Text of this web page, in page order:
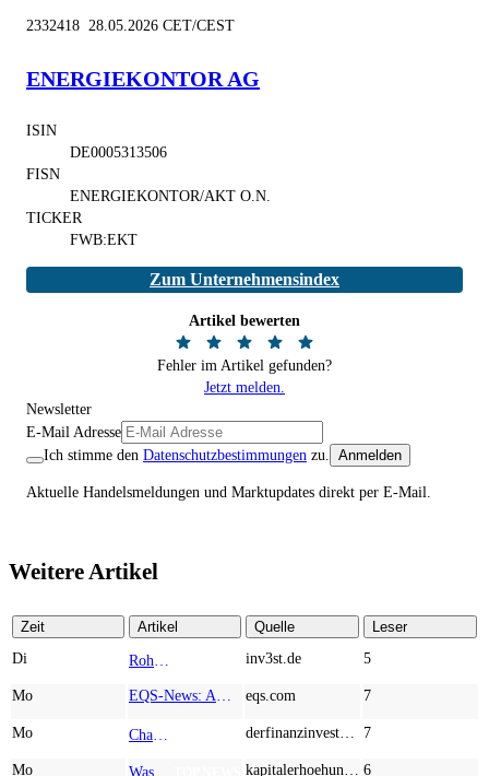
2332418 28.05.2026 CET/CEST
ENERGIEKONTOR AG
ISIN
DE0005313506
FISN
ENERGIEKONTOR/AKT O.N.
TICKER
FWB:EKT
Zum Unternehmensindex
Artikel bewerten
Fehler im Artikel gefunden?
Jetzt melden.
Newsletter
E-Mail Adresse
Ich stimme den Datenschutzbestimmungen zu. Anmelden
Aktuelle Handelsmeldungen und Marktupdates direkt per E-Mail.
Weitere Artikel
Zeit Artikel Quelle
Leser
Di
inv3st.de 5
Mo eqs.com 7
Mo 7
Mo 6